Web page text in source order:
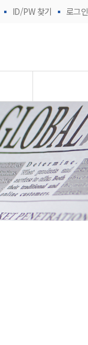
ID/PW 찾기 로그인